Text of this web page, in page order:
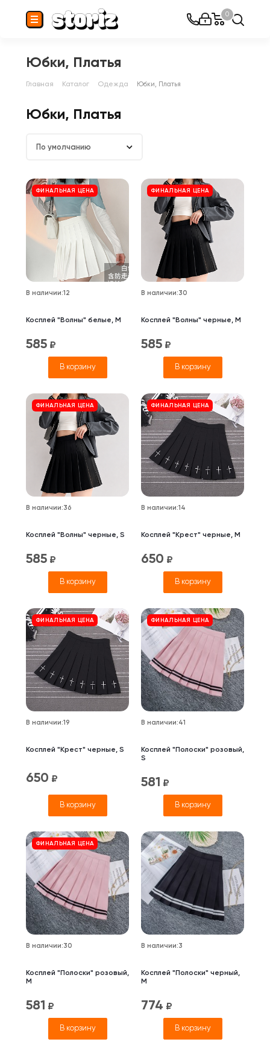
0
Юбки, Платья
Главная Каталог Одежда Юбки, Платья
Юбки, Платья
По умолчанию
ФИНАЛЬНАЯ ЦЕНА
В наличии:12
Косплей "Волны" белые, M
585 ₽
В корзину
ФИНАЛЬНАЯ ЦЕНА
В наличии:30
Косплей "Волны" черные, M
585 ₽
В корзину
ФИНАЛЬНАЯ ЦЕНА
В наличии:36
Косплей "Волны" черные, S
585 ₽
В корзину
ФИНАЛЬНАЯ ЦЕНА
В наличии:14
Косплей "Крест" черные, M
650 ₽
В корзину
ФИНАЛЬНАЯ ЦЕНА
В наличии:19
Косплей "Крест" черные, S
650 ₽
В корзину
ФИНАЛЬНАЯ ЦЕНА
В наличии:41
Косплей "Полоски" розовый,
S
581 ₽
В корзину
ФИНАЛЬНАЯ ЦЕНА
В наличии:30
Косплей "Полоски" розовый,
М
581 ₽
В корзину
В наличии:3
Косплей "Полоски" черный,
M
774 ₽
В корзину